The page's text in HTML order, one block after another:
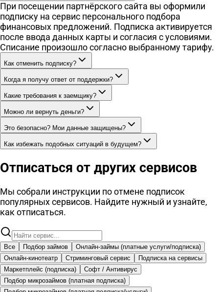
При посещении партнёрского сайта вы оформили
подписку на сервис персонального подбора
финансовых предложений. Подписка активируется
после ввода данных карты и согласия с условиями.
Списание произошло согласно выбранному тарифу.
Как отменить подписку?
Когда я получу ответ от поддержки?
Какие требования к заемщику?
Можно ли вернуть деньги?
Это безопасно? Мои данные защищены?
Как избежать подобных ситуаций в будущем?
Отписаться от других сервисов
Мы собрали инструкции по отмене подписок
популярных сервисов. Найдите нужный и узнайте,
как отписаться.
Все Подбор займов
Онлайн-займы (платные услуги/подписка)
Онлайн-кинотеатр
Стриминговый сервис
Подписка на сервисы
Маркетплейс (подписка)
Софт / Антивирус
Подбор микрозаймов (платная подписка)